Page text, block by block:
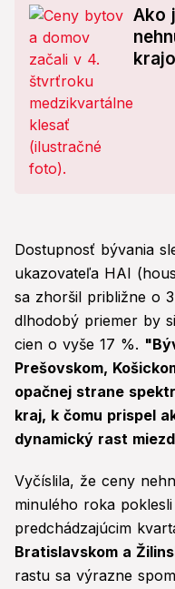
Ako
Dostupnosť bývania
ukazovateľa HAI
sa zhoršil približne o
dlhodobý priemer by
cien o vyše 17 %.
Prešovskom,
opačnej strane
kraj, k čomu prispel
dynamický rast
Vyčíslila, že ceny
minulého roka
predchádzajúcim
Bratislavskom a
rastu sa výrazne